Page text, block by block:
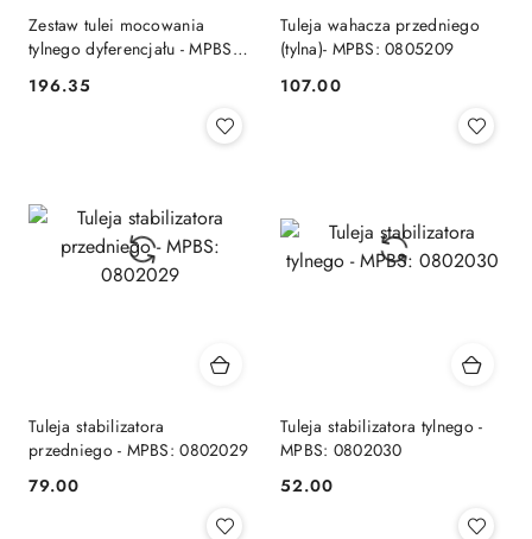
Zestaw tulei mocowania
tylnego dyferencjału - MPBS:
Cena:
196.35
Tuleja wahacza przedniego
(tylna)- MPBS: 0805209
Cena:
107.00
Tuleja stabilizatora
przedniego - MPBS: 0802029
Cena:
79.00
Tuleja stabilizatora tylnego -
MPBS: 0802030
Cena:
52.00